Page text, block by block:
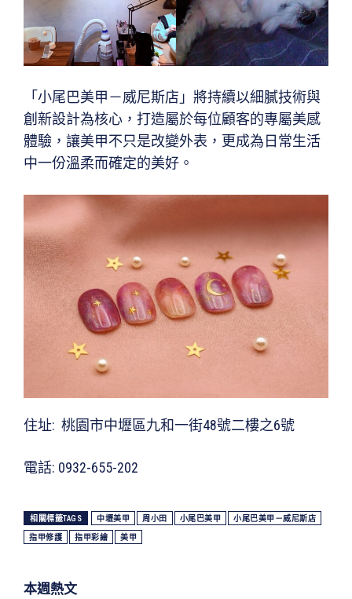
「小尾巴美甲－威尼斯店」將持續以細膩技術與
創新設計為核心，打造屬於每位顧客的專屬美感
體驗，讓美甲不只是改變外表，更成為日常生活
中一份溫柔而確定的美好。
住址: 桃園市中壢區九和一街48號二樓之6號
電話: 0932-655-202
相關標籤TAGS 中壢美甲 周小田 小尾巴美甲 小尾巴美甲－威尼斯店
指甲修護 指甲彩繪 美甲
本週熱文